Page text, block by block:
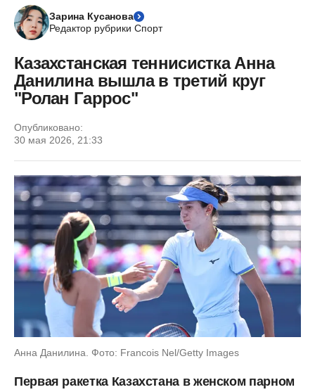
Зарина Кусанова
Редактор рубрики Спорт
Казахстанская теннисистка Анна
Данилина вышла в третий круг
"Ролан Гаррос"
Опубликовано:
30 мая 2026, 21:33
Анна Данилина. Фото: Francois Nel/Getty Images
Первая ракетка Казахстана в женском парном